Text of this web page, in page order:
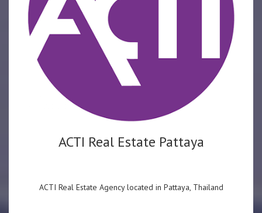
ACTI Real Estate Pattaya
ACTI Real Estate Agency located in Pattaya, Thailand